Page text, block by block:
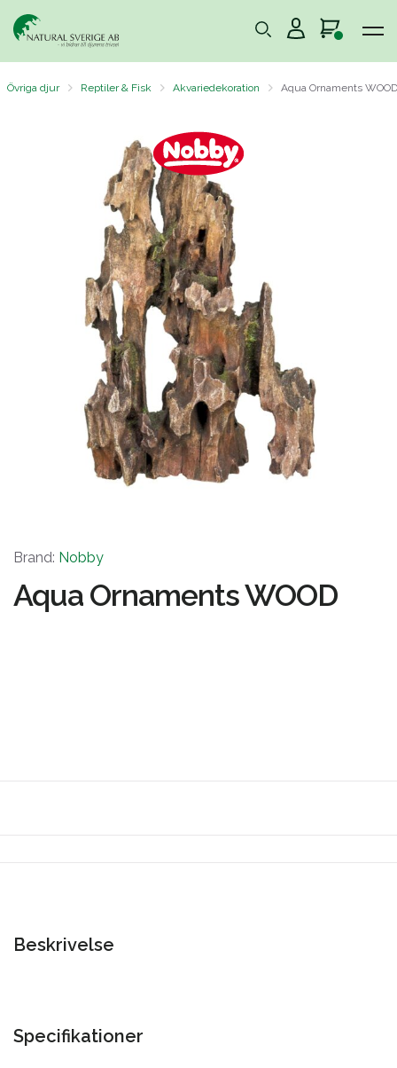
Övriga djur Reptiler & Fisk Akvariedekoration Aqua Ornaments WOOD
Brand: Nobby
Aqua Ornaments WOOD
Beskrivelse
Specifikationer